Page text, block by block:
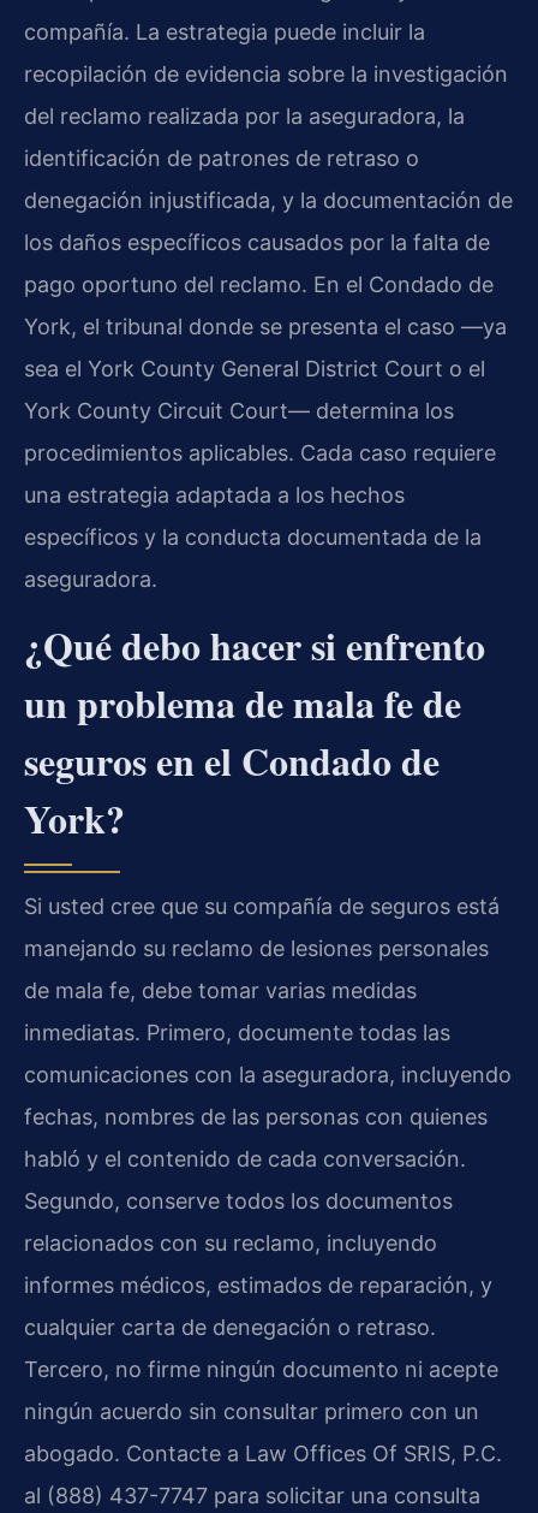
compañía. La estrategia puede incluir la
recopilación de evidencia sobre la investigación
del reclamo realizada por la aseguradora, la
identificación de patrones de retraso o
denegación injustificada, y la documentación de
los daños específicos causados por la falta de
pago oportuno del reclamo. En el Condado de
York, el tribunal donde se presenta el caso —ya
sea el York County General District Court o el
York County Circuit Court— determina los
procedimientos aplicables. Cada caso requiere
una estrategia adaptada a los hechos
específicos y la conducta documentada de la
aseguradora.
¿Qué debo hacer si enfrento
un problema de mala fe de
seguros en el Condado de
York?
Si usted cree que su compañía de seguros está
manejando su reclamo de lesiones personales
de mala fe, debe tomar varias medidas
inmediatas. Primero, documente todas las
comunicaciones con la aseguradora, incluyendo
fechas, nombres de las personas con quienes
habló y el contenido de cada conversación.
Segundo, conserve todos los documentos
relacionados con su reclamo, incluyendo
informes médicos, estimados de reparación, y
cualquier carta de denegación o retraso.
Tercero, no firme ningún documento ni acepte
ningún acuerdo sin consultar primero con un
abogado. Contacte a Law Offices Of SRIS, P.C.
al (888) 437-7747 para solicitar una consulta